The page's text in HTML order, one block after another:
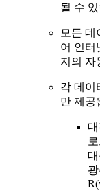
될 수
모든 데
어 인터
지의 자
각 데이
만 제공
대